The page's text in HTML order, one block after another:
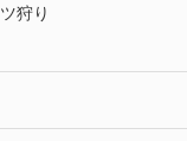
狩り